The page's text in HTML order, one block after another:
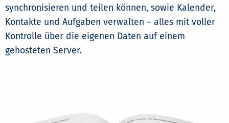
synchronisieren und teilen können, sowie Kalender,
Kontakte und Aufgaben verwalten – alles mit voller
Kontrolle über die eigenen Daten auf einem
gehosteten Server.